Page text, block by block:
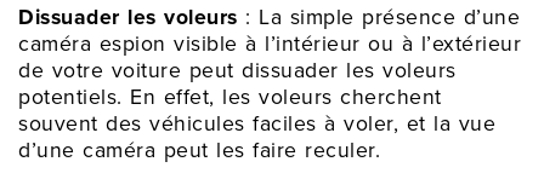
Dissuader les voleurs : La simple présence d’une
caméra espion visible à l’intérieur ou à l’extérieur
de votre voiture peut dissuader les voleurs
potentiels. En effet, les voleurs cherchent
souvent des véhicules faciles à voler, et la vue
d’une caméra peut les faire reculer.